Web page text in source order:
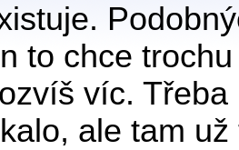
to chce
víc.
ale tam